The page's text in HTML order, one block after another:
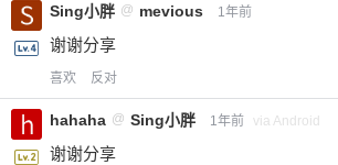
Sing小胖 @ mevious 1年前
谢谢分享
喜欢 反对
hahaha @ Sing小胖 1年前 via Android
谢谢分享